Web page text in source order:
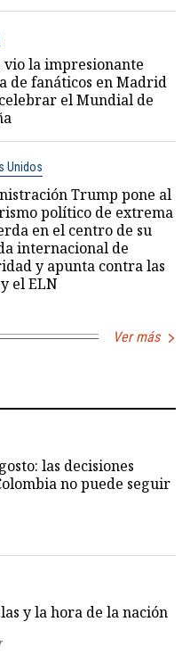
vio la impresionante
de fanáticos en Madrid
el Mundial de
Unidos
Trump pone al
político de extrema
en el centro de su
internacional de
y apunta contra las
y el ELN
Ver más
las decisiones
no puede seguir
y la hora de la nación